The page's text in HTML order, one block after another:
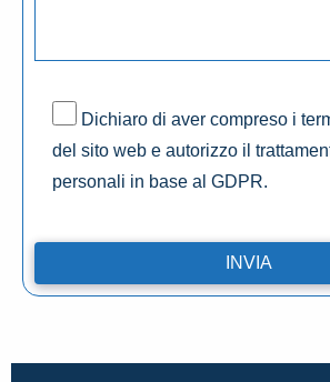
Dichiaro di aver compreso i
del sito web e autorizzo il
personali in base al GDPR.